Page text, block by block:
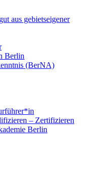
aus gebietseigener
Berlin
(BerNA)
– Zertifizieren
Berlin